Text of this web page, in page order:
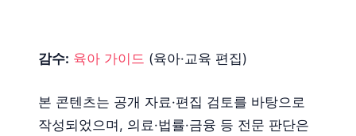
감수: 육아 가이드 (육아·교육 편집)
본 콘텐츠는 공개 자료·편집 검토를 바탕으로
작성되었으며, 의료·법률·금융 등 전문 판단은